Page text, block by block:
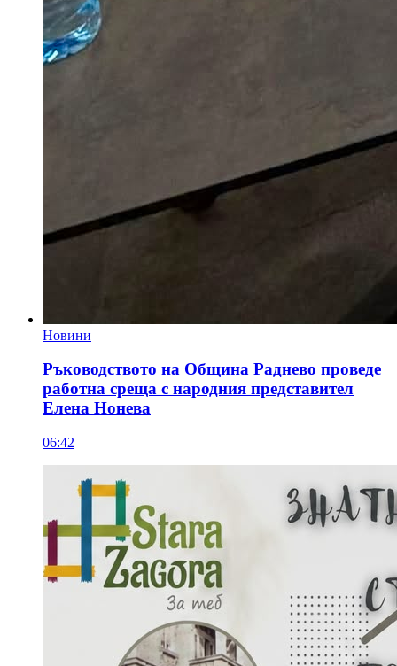
Новини
Ръководството на Община Раднево проведе
работна среща с народния представител
Елена Нонева
06:42